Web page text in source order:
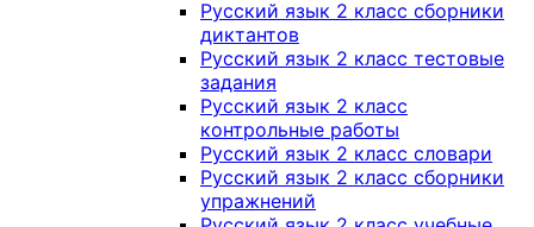
Русский язык 2 класс сборники
диктантов
Русский язык 2 класс тестовые
задания
Русский язык 2 класс
контрольные работы
Русский язык 2 класс словари
Русский язык 2 класс сборники
упражнений